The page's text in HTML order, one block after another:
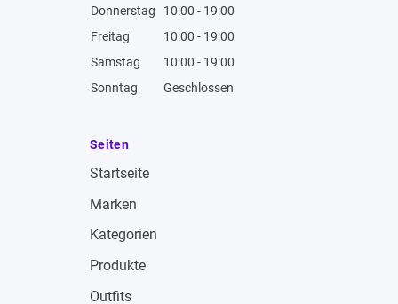
Donnerstag
10:00 - 19:00
Freitag
10:00 - 19:00
Samstag
10:00 - 19:00
Sonntag
Geschlossen
Seiten
Startseite
Marken
Kategorien
Produkte
Outfits